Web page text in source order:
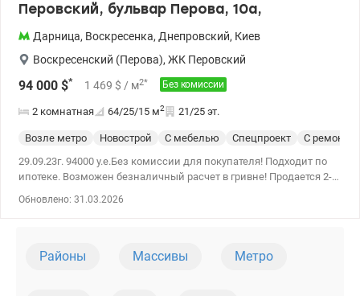
Перовский, бульвар Перова, 10а,
Дарница, Воскресенка, Днепровский, Киев
Воскресенский (Перова), ЖК Перовский
94 000 $* 1 469 $ / м2* Без комиссии
2 комнатная 64/25/15 м2 21/25 эт.
Возле метро Новострой С мебелью Спецпроект
С
29.09.23г. 94000 у.е.Без комиссии для покупателя! Подходит по
ипотеке. Возможен безналичный расчет в гривне! Продается 2-
расположена на 21 этаже 25 этажного дома. Квартира
Обновлено: 31.03.2026
Районы Массивы Метро